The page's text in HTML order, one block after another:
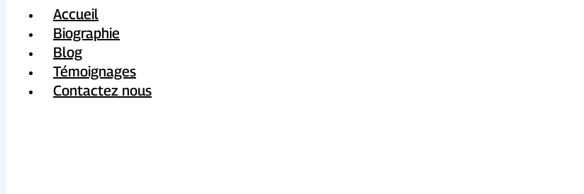
Accueil
Biographie
Blog
Témoignages
Contactez nous